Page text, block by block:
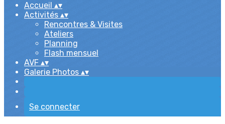
Accueil ▴▾
Activités ▴▾
Rencontres & Visites
Ateliers
Planning
Flash mensuel
AVF ▴▾
Galerie Photos ▴▾
Se connecter